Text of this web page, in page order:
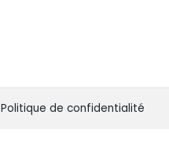
Politique de confidentialité